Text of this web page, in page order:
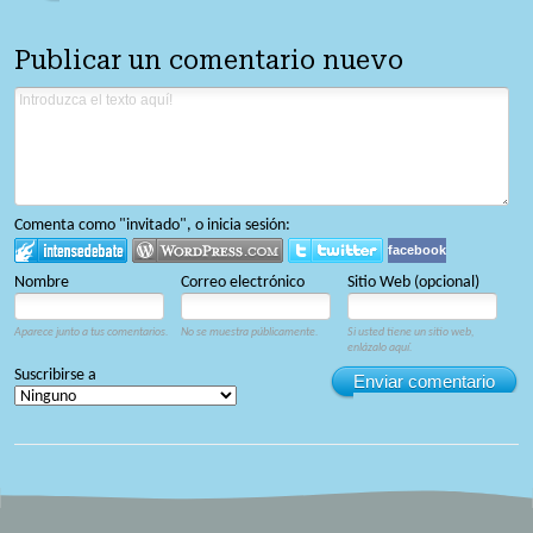
Publicar un comentario nuevo
Comenta como "invitado", o inicia sesión:
facebook
Nombre Correo electrónico Sitio Web (opcional)
Aparece junto a tus comentarios. No se muestra públicamente.
Si usted tiene un sitio web,
enlázalo aquí.
Enviar comentario
Suscribirse a